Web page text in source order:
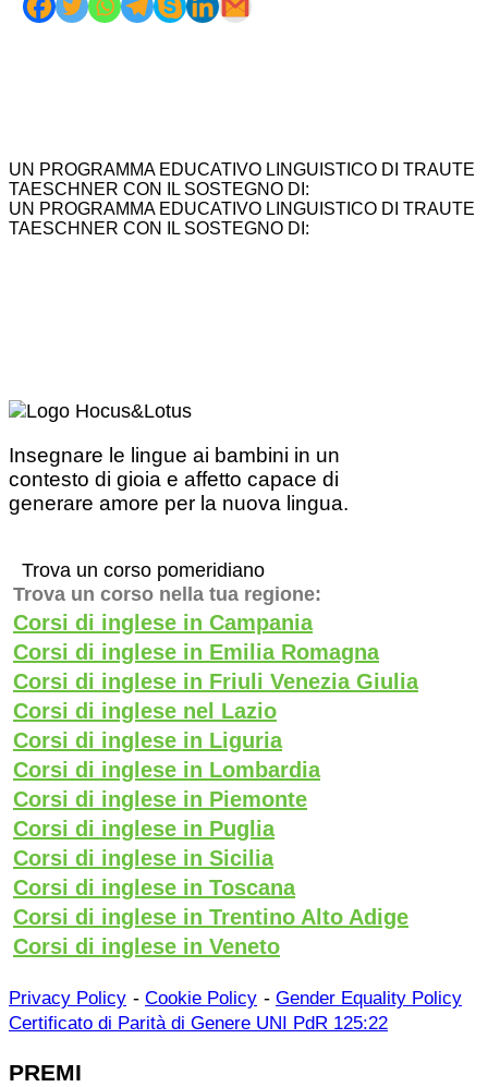
UN PROGRAMMA EDUCATIVO LINGUISTICO DI TRAUTE
TAESCHNER CON IL SOSTEGNO DI:
UN PROGRAMMA EDUCATIVO LINGUISTICO DI TRAUTE
TAESCHNER CON IL SOSTEGNO DI:
Insegnare le lingue ai bambini in un
contesto di gioia e affetto capace di
generare amore per la nuova lingua.
Trova un corso pomeridiano
Trova un corso nella tua regione:
Corsi di inglese in Campania
Corsi di inglese in Emilia Romagna
Corsi di inglese in Friuli Venezia Giulia
Corsi di inglese nel Lazio
Corsi di inglese in Liguria
Corsi di inglese in Lombardia
Corsi di inglese in Piemonte
Corsi di inglese in Puglia
Corsi di inglese in Sicilia
Corsi di inglese in Toscana
Corsi di inglese in Trentino Alto Adige
Corsi di inglese in Veneto
Privacy Policy - Cookie Policy - Gender Equality Policy
Certificato di Parità di Genere UNI PdR 125:22
PREMI